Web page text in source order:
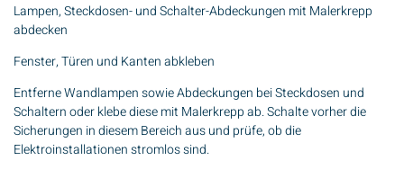
Lampen, Steckdosen- und Schalter-Abdeckungen mit Malerkrepp
abdecken
Fenster, Türen und Kanten abkleben
Entferne Wandlampen sowie Abdeckungen bei Steckdosen und
Schaltern oder klebe diese mit Malerkrepp ab. Schalte vorher die
Sicherungen in diesem Bereich aus und prüfe, ob die
Elektroinstallationen stromlos sind.